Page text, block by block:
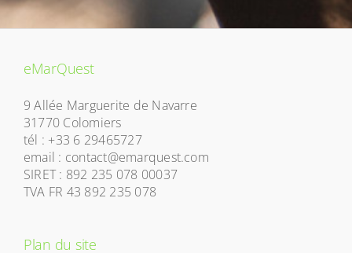
eMarQuest
9 Allée Marguerite de Navarre
31770 Colomiers
tél : +33 6 29465727
email : contact@emarquest.com
SIRET : 892 235 078 00037
TVA FR 43 892 235 078
Plan du site